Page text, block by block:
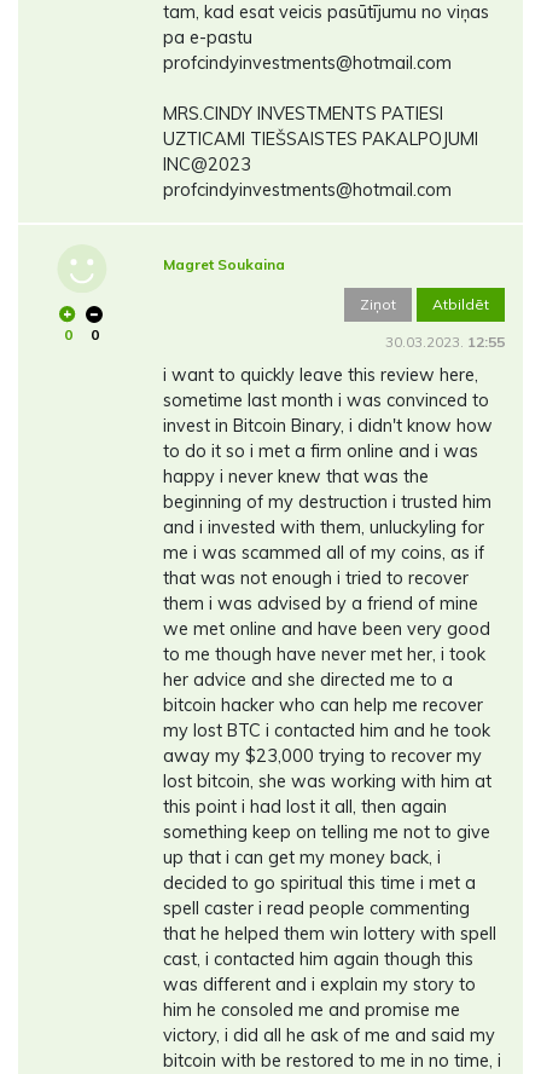
tam, kad esat veicis pasūtījumu no viņas
pa e-pastu
profcindyinvestments@hotmail.com
MRS.CINDY INVESTMENTS PATIESI
UZTICAMI TIEŠSAISTES PAKALPOJUMI
INC@2023
profcindyinvestments@hotmail.com
0 0
Magret Soukaina
Ziņot Atbildēt
30.03.2023. 12:55
i want to quickly leave this review here,
sometime last month i was convinced to
invest in Bitcoin Binary, i didn't know how
to do it so i met a firm online and i was
happy i never knew that was the
beginning of my destruction i trusted him
and i invested with them, unluckyling for
me i was scammed all of my coins, as if
that was not enough i tried to recover
them i was advised by a friend of mine
we met online and have been very good
to me though have never met her, i took
her advice and she directed me to a
bitcoin hacker who can help me recover
my lost BTC i contacted him and he took
away my $23,000 trying to recover my
lost bitcoin, she was working with him at
this point i had lost it all, then again
something keep on telling me not to give
up that i can get my money back, i
decided to go spiritual this time i met a
spell caster i read people commenting
that he helped them win lottery with spell
cast, i contacted him again though this
was different and i explain my story to
him he consoled me and promise me
victory, i did all he ask of me and said my
bitcoin with be restored to me in no time, i